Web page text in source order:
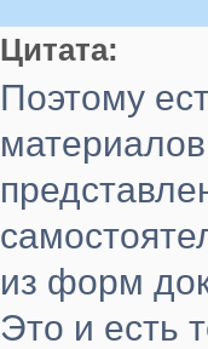
Цитата:
Поэтому
из форм
Это и есть